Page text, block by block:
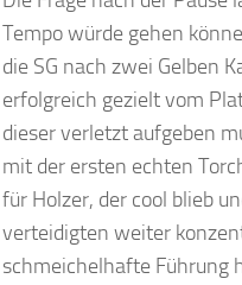
Tempo würde gehen
die SG nach zwei Gelben
erfolgreich gezielt vom
dieser verletzt aufgeben
mit der ersten echten
für Holzer, der cool blieb
verteidigten weiter
schmeichelhafte Führung